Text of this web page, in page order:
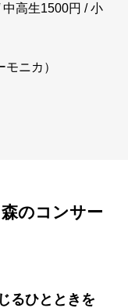
高生1500円 / 小
ニカ）
のコンサー
るひとときを